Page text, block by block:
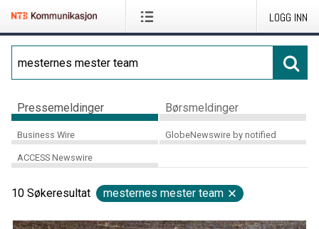
LOGG INN
Pressemeldinger Børsmeldinger
Business Wire GlobeNewswire by notified
ACCESS Newswire
10 Søkeresultat mesternes mester team